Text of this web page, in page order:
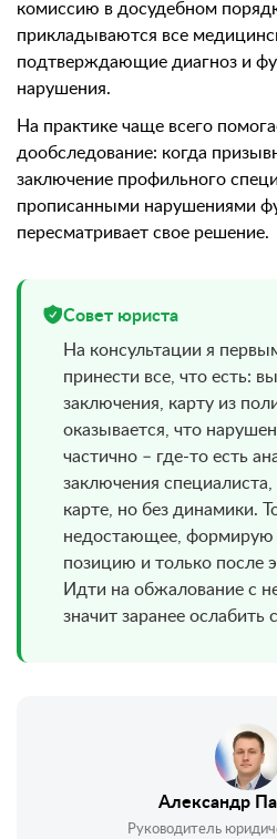
комиссию в досудебном
прикладываются все
подтверждающие диагноз и
нарушения.
На практике чаще всего
дообследование: когда
заключение профильного
прописанными нарушениями
пересматривает свое решение.
Совет юриста
На консультации я
принести все, что есть:
заключения, карту из
оказывается, что
частично – где-то есть
заключения
карте, но без динамики.
недостающее, формирую
позицию и только после
Идти на обжалование с
значит заранее
Александр
Руководитель